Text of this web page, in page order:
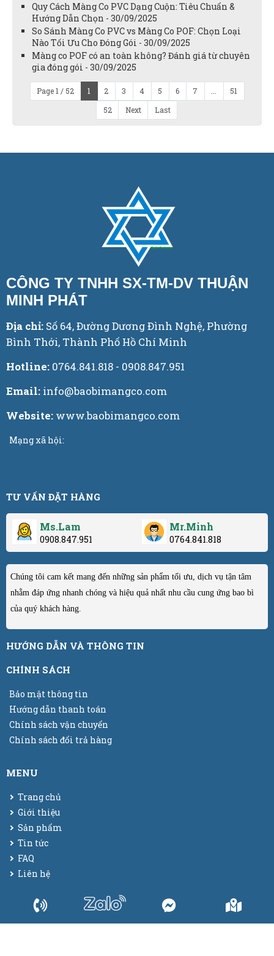
Quy Cách Màng Co PVC Dạng Cuộn: Tiêu Chuẩn &
Hướng Dẫn Chọn - 30/09/2025
So Sánh Màng Co PVC vs Màng Co POF: Chọn Loại
Nào Tối Ưu Cho Đóng Gói - 30/09/2025
Màng co POF có an toàn không? Đánh giá từ chuyên
gia đóng gói - 30/09/2025
Page 1 / 52 1 2 3 4 5 6 7
51
52
Next Last
CÔNG TY TNHH SX-TM-DV THUẬN
MINH PHÁT
Địa chỉ: Số 64, Đường Dương Đình Nghệ, Phường
Bình Thới, Thành Phố Hồ Chí Minh
Hotline: 0764.841.818 - 0908.847.951
Email: info@baobimangco.com
Website: www.baobimangco.com
Mạng xã hội:
TƯ VẤN ĐẶT HÀNG
Ms.Lam
0908.847.951
Mr.Minh
0764.841.818
Chúng tôi cam kết mang đến những sản phẩm tối ưu, dịch vụ tận tâm
nhằm đáp ứng nhanh chóng và hiệu quả nhất nhu cầu cung ứng bao bì
của quý khách hàng.
HƯỚNG DẪN VÀ THÔNG TIN
CHÍNH SÁCH
Bảo mật thông tin
Hướng dẫn thanh toán
Chính sách vận chuyển
Chính sách đổi trả hàng
MENU
Trang chủ
Giới thiệu
Sản phẩm
Tin tức
FAQ
Liên hệ
Bao bì màng co